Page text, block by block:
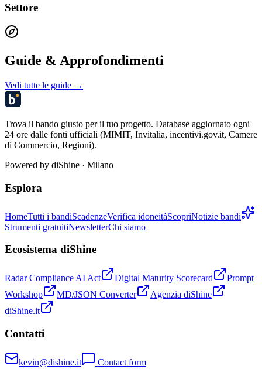
Settore
Guide & Approfondimenti
Vedi tutte le guide →
Trova il bando giusto per il tuo progetto. Database aggiornato ogni
24 ore dalle fonti ufficiali (MIMIT, Invitalia, incentivi.gov.it, Camere
di Commercio, Regioni).
Powered by diShine · Milano
Esplora
HomeTutti i bandiScadenzeVerifica idoneitàScopriNotizie bandi
Strumenti gratuitiNewsletterChi siamo
Ecosistema diShine
Radar Compliance AI Act Digital Maturity Scorecard
Prompt
Workshop
MD/JSON Converter
Agenzia diShine
diShine.it
Contatti
kevin@dishine.it Contact form